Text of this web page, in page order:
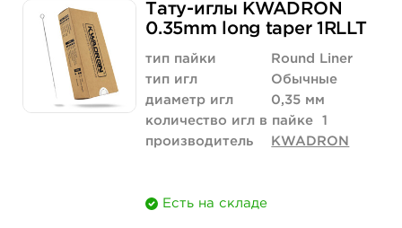
Цена
Количество
263 руб.
купить
526 руб.
купить
Тату-иглы KWADRON
0.35mm long taper 1RLLT
тип пайки
Round Liner
тип игл
Обычные
диаметр игл
0,35 мм
количество игл в пайке
1
производитель
KWADRON
Есть на складе